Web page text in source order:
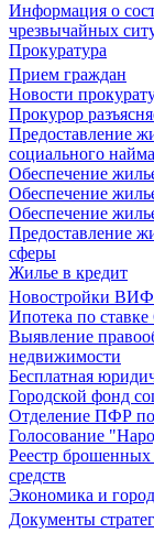
Информация о
чрезвычайных
Прокуратура
Прием граждан
Новости
Прокурор
Предоставление
социального найма
Обеспечение
Обеспечение
Обеспечение
Предоставление
сферы
Жилье в кредит
Новостройки ВИФ
Ипотека по
Выявление
недвижимости
Бесплатная
Городской фонд
Отделение ПФР по
Голосование
Реестр
средств
Экономика и
Документы